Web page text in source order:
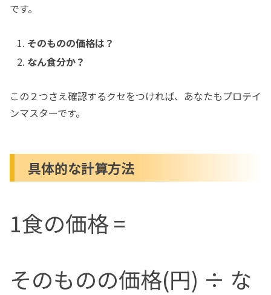
です。
そのものの価格は？
なん食分か？
この２つさえ確認するクセをつければ、あなたもプロテイ
ンマスターです。
具体的な計算方法
1食の価格 =
そのものの価格(円) ÷ な